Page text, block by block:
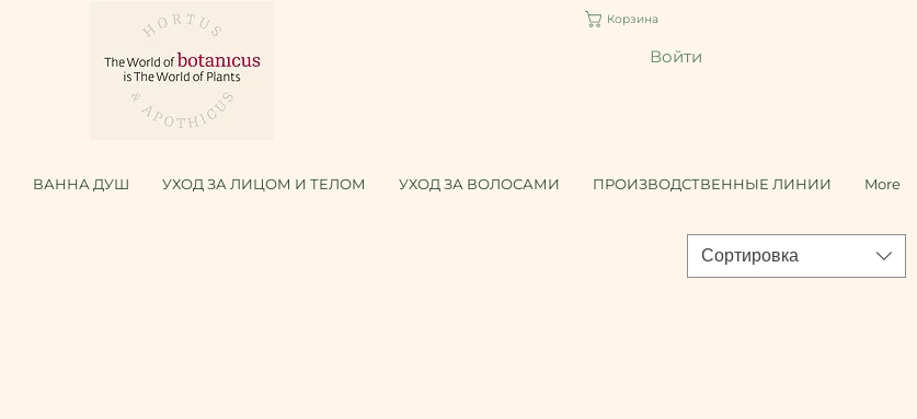
Корзина
Войти
ВАННА ДУШ УХОД ЗА ЛИЦОМ И ТЕЛОМ УХОД ЗА ВОЛОСАМИ ПРОИЗВОДСТВЕННЫЕ ЛИНИИ More
Сортировка